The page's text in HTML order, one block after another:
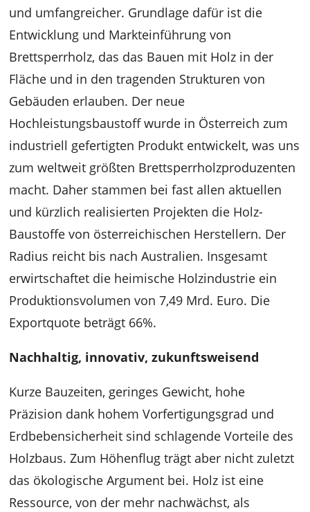
und umfangreicher. Grundlage dafür ist die
Entwicklung und Markteinführung von
Brettsperrholz, das das Bauen mit Holz in der
Fläche und in den tragenden Strukturen von
Gebäuden erlauben. Der neue
Hochleistungsbaustoff wurde in Österreich zum
industriell gefertigten Produkt entwickelt, was uns
zum weltweit größten Brettsperrholzproduzenten
macht. Daher stammen bei fast allen aktuellen
und kürzlich realisierten Projekten die Holz-
Baustoffe von österreichischen Herstellern. Der
Radius reicht bis nach Australien. Insgesamt
erwirtschaftet die heimische Holzindustrie ein
Produktionsvolumen von 7,49 Mrd. Euro. Die
Exportquote beträgt 66%.
Nachhaltig, innovativ, zukunftsweisend
Kurze Bauzeiten, geringes Gewicht, hohe
Präzision dank hohem Vorfertigungsgrad und
Erdbebensicherheit sind schlagende Vorteile des
Holzbaus. Zum Höhenflug trägt aber nicht zuletzt
das ökologische Argument bei. Holz ist eine
Ressource, von der mehr nachwächst, als